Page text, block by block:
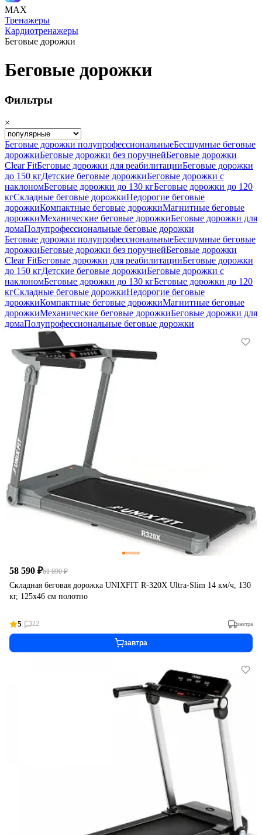
MAX
Тренажеры
Кардиотренажеры
Беговые дорожки
Беговые дорожки
Фильтры
×
Беговые дорожки полупрофессиональныеБесшумные беговые
дорожкиБеговые дорожки без поручнейБеговые дорожки
Clear FitБеговые дорожки для реабилитацииБеговые дорожки
до 150 кгДетские беговые дорожкиБеговые дорожки с
наклономБеговые дорожки до 130 кгБеговые дорожки до 120
кгСкладные беговые дорожкиНедорогие беговые
дорожкиКомпактные беговые дорожкиМагнитные беговые
дорожкиМеханические беговые дорожкиБеговые дорожки для
домаПолупрофессиональные беговые дорожки
Беговые дорожки полупрофессиональныеБесшумные беговые
дорожкиБеговые дорожки без поручнейБеговые дорожки
Clear FitБеговые дорожки для реабилитацииБеговые дорожки
до 150 кгДетские беговые дорожкиБеговые дорожки с
наклономБеговые дорожки до 130 кгБеговые дорожки до 120
кгСкладные беговые дорожкиНедорогие беговые
дорожкиКомпактные беговые дорожкиМагнитные беговые
дорожкиМеханические беговые дорожкиБеговые дорожки для
домаПолупрофессиональные беговые дорожки
58 590 ₽61 890 ₽
Складная беговая дорожка UNIXFIT R-320X Ultra-Slim 14 км/ч, 130
кг, 125х46 см полотно
5 22 завтра
завтра